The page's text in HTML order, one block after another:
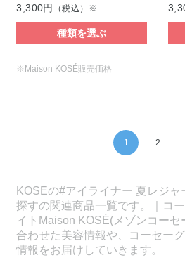
3,300円 （税込）※
種類を選ぶ
※Maison KOSÉ販売価格
1 2
KOSEの#アイライナー 夏レジ
探すの関連商品一覧です。｜コ
イトMaison KOSÉ(メゾンコーセ
合わせた美容情報や、コーセー
情報をお届けしていきます。